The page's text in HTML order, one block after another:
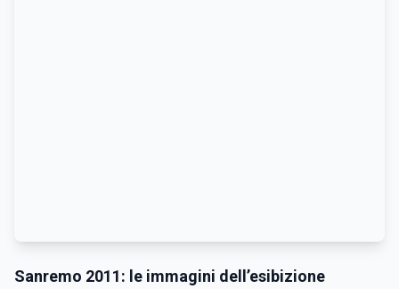
Sanremo 2011: le immagini dell’esibizione